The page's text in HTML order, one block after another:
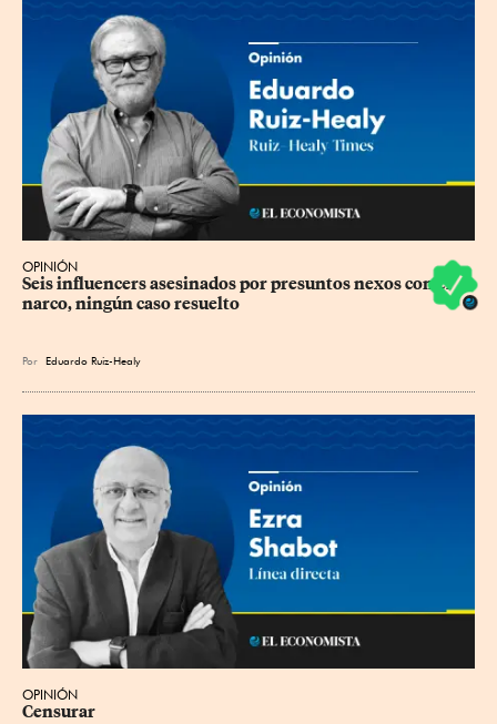
OPINIÓN
Seis influencers asesinados por presuntos nexos con el
narco, ningún caso resuelto
Por Eduardo Ruiz-Healy
OPINIÓN
Censurar